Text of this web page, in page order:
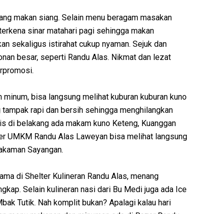
makan siang. Selain menu beragam masakan
sinar matahari pagi sehingga makan
sekaligus istirahat cukup nyaman. Sejuk dan
besar, seperti Randu Alas. Nikmat dan lezat
bisa langsung melihat kuburan kuburan kuno
rapi dan bersih sehingga menghilangkan
di belakang ada makam kuno Keteng, Kuanggan
UMKM Randu Alas Laweyan bisa melihat langsung
Sayangan.
di Shelter Kulineran Randu Alas, menang
Selain kulineran nasi dari Bu Medi juga ada Ice
Tutik. Nah komplit bukan? Apalagi kalau hari